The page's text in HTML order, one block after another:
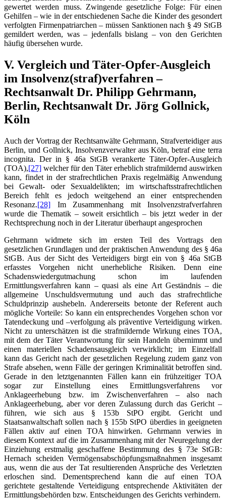
gewertet werden muss. Zwingende gesetzliche Folge: Für einen
Gehilfen – wie in der entschiedenen Sache die Kinder des gesondert
verfolgten Firmenpatriarchen – müssen Sanktionen nach § 49 StGB
gemildert werden, was – jedenfalls bislang – von den Gerichten
häufig übersehen wurde.
V. Vergleich und Täter-Opfer-Ausgleich
im Insolvenz(straf)verfahren –
Rechtsanwalt Dr. Philipp Gehrmann,
Berlin, Rechtsanwalt Dr. Jörg Gollnick,
Köln
Auch der Vortrag der Rechtsanwälte Gehrmann, Strafverteidiger aus
Berlin, und Gollnick, Insolvenzverwalter aus Köln, betraf eine terra
incognita. Der in § 46a StGB verankerte Täter-Opfer-Ausgleich
(TOA),[27] welcher für den Täter erheblich strafmildernd auswirken
kann, findet in der strafrechtlichen Praxis regelmäßig Anwendung
bei Gewalt- oder Sexualdelikten; im wirtschaftsstrafrechtlichen
Bereich fehlt es jedoch weitgehend an einer entsprechenden
Resonanz.[28] Im Zusammenhang mit Insolvenzstrafverfahren
wurde die Thematik – soweit ersichtlich – bis jetzt weder in der
Rechtsprechung noch in der Literatur überhaupt angesprochen
Gehrmann widmete sich im ersten Teil des Vortrags den
gesetzlichen Grundlagen und der praktischen Anwendung des § 46a
StGB. Aus der Sicht des Verteidigers birgt ein von § 46a StGB
erfasstes Vorgehen nicht unerhebliche Risiken. Denn eine
Schadenswiedergutmachung schon im laufenden
Ermittlungsverfahren kann – quasi als eine Art Geständnis – die
allgemeine Unschuldsvermutung und auch das strafrechtliche
Schuldprinzip aushebeln. Andererseits betonte der Referent auch
mögliche Vorteile: So kann ein entsprechendes Vorgehen schon vor
Tatendeckung und –verfolgung als präventive Verteidigung wirken.
Nicht zu unterschätzen ist die strafmildernde Wirkung eines TOA,
mit dem der Täter Verantwortung für sein Handeln übernimmt und
einen materiellen Schadensausgleich verwirklicht; im Einzelfall
kann das Gericht nach der gesetzlichen Regelung zudem ganz von
Strafe absehen, wenn Fälle der geringen Kriminalität betroffen sind.
Gerade in den letztgenannten Fällen kann ein frühzeitiger TOA
sogar zur Einstellung eines Ermittlungsverfahrens vor
Anklageerhebung bzw. im Zwischenverfahren – also nach
Anklageerhebung, aber vor deren Zulassung durch das Gericht –
führen, wie sich aus § 153b StPO ergibt. Gericht und
Staatsanwaltschaft sollen nach § 155b StPO überdies in geeigneten
Fällen aktiv auf einen TOA hinwirken. Gehrmann verwies in
diesem Kontext auf die im Zusammenhang mit der Neuregelung der
Einziehung erstmalig geschaffene Bestimmung des § 73e StGB:
Hernach scheiden Vermögensabschöpfungsmaßnahmen insgesamt
aus, wenn die aus der Tat resultierenden Ansprüche des Verletzten
erloschen sind. Dementsprechend kann die auf einen TOA
gerichtete gestaltende Verteidigung entsprechende Aktivitäten der
Ermittlungsbehörden bzw. Entscheidungen des Gerichts verhindern.